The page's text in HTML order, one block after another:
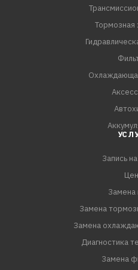
Тормозная
Запись
Замена
Замена
Замена
Диагностика
Замена